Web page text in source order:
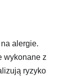
alergie.
wykonane z
ryzyko